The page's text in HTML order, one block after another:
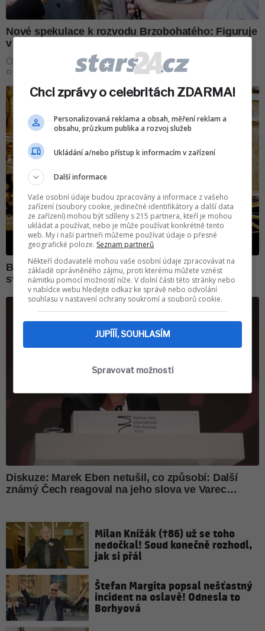
Milan Knížák (†86) už se toho
nedočkal! Soud konečně rozhodl,
jak si přál
Štefan Margita popsal nešťastný
incident na oslavě! Odnesla to
Borhyová
Chci zprávy o celebritách ZDARMA!
Personalizovaná reklama a obsah, měření reklam a
obsahu, průzkum publika a rozvoj služeb
Ukládání a/nebo přístup k informacím v zařízení
Další informace
Vaše osobní údaje budou zpracovány a informace z vašeho
zařízení (soubory cookie, jedinečné identifikátory a další data
ze zařízení) mohou být sdíleny s 215 partnera, kteří je mohou
ukládat a používat, nebo je může používat konkrétně tento
web. My i naši partneři můžeme používat údaje o přesné
geografické poloze. Seznam partnerů
Někteří dodavatelé mohou vaše osobní údaje zpracovávat na
základě oprávněného zájmu, proti kterému můžete vznést
námitku pomocí možností níže. V dolní části této stránky nebo
v nabídce webu hledejte odkaz ke správě nebo odvolání
souhlasu v nastavení ochrany soukromí a souborů cookie.
JUPÍÍÍ, SOUHLASÍM
Spravovat možnosti